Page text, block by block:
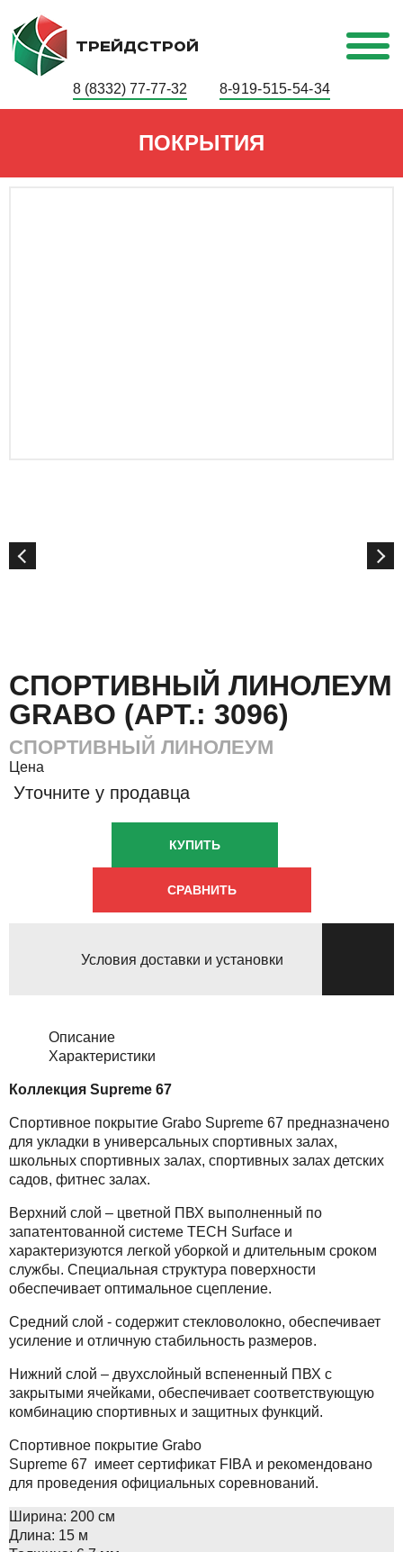
ТРЕЙДСТРОЙ
8 (8332) 77-77-32 8-919-515-54-34
ПОКРЫТИЯ
СПОРТИВНЫЙ ЛИНОЛЕУМ
GRABO (АРТ.: 3096)
СПОРТИВНЫЙ ЛИНОЛЕУМ
Цена
Уточните у продавца
КУПИТЬ
СРАВНИТЬ
Условия доставки и установки
Описание
Характеристики
Коллекция Supreme 67
Спортивное покрытие Grabo Supreme 67 предназначено
для укладки в универсальных спортивных залах,
школьных спортивных залах, спортивных залах детских
садов, фитнес залах.
Верхний слой – цветной ПВХ выполненный по
запатентованной системе TECH Surface и
характеризуются легкой уборкой и длительным сроком
службы. Специальная структура поверхности
обеспечивает оптимальное сцепление.
Средний слой - содержит стекловолокно, обеспечивает
усиление и отличную стабильность размеров.
Нижний слой – двухслойный вспененный ПВХ с
закрытыми ячейками, обеспечивает соответствующую
комбинацию спортивных и защитных функций.
Спортивное покрытие Grabo
Supreme 67 имеет сертификат FIBA и рекомендовано
для проведения официальных соревнований.
Ширина: 200 см
Длина: 15 м